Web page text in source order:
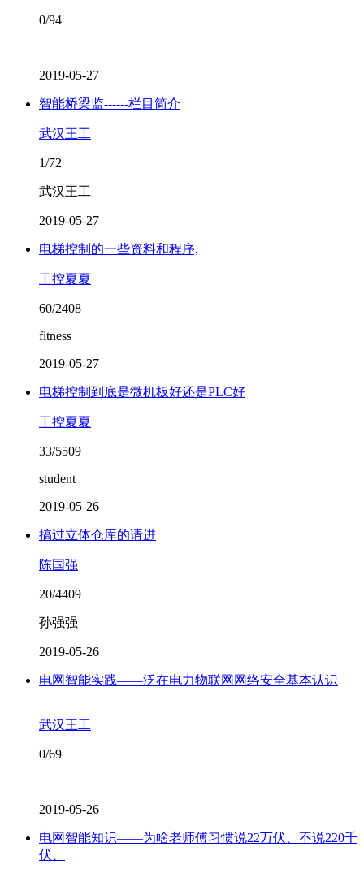
0/94
2019-05-27
智能桥梁监------栏目简介
武汉王工
1/72
武汉王工
2019-05-27
电梯控制的一些资料和程序,
工控夏夏
60/2408
fitness
2019-05-27
电梯控制到底是微机板好还是PLC好
工控夏夏
33/5509
student
2019-05-26
搞过立体仓库的请进
陈国强
20/4409
孙强强
2019-05-26
电网智能实践——泛在电力物联网网络安全基本认识
武汉王工
0/69
2019-05-26
电网智能知识——为啥老师傅习惯说22万伏、不说220千
伏、